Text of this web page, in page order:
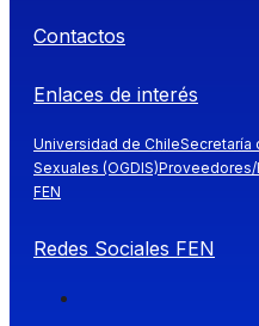
Contactos
Enlaces de interés
Universidad de ChileSecretaría
Sexuales (OGDIS)Proveedores/
FEN
Redes Sociales FEN